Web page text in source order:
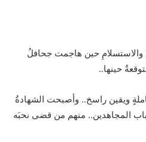
والاستسلامِ حين هاجمت جحافلُ
حينها..
ويقين راسخ.. وأصبحت الشهادةُ
المجاهدين.. منهم من قضى نحبَه